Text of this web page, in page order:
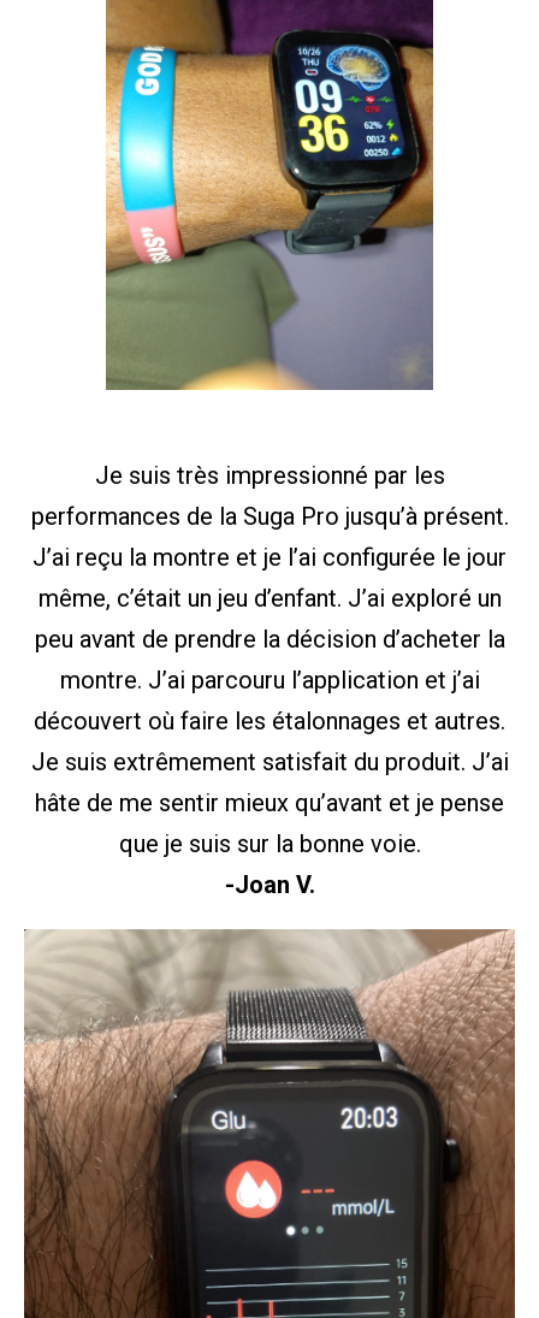
Je suis très impressionné par les
performances de la Suga Pro jusqu’à présent.
J’ai reçu la montre et je l’ai configurée le jour
même, c’était un jeu d’enfant. J’ai exploré un
peu avant de prendre la décision d’acheter la
montre. J’ai parcouru l’application et j’ai
découvert où faire les étalonnages et autres.
Je suis extrêmement satisfait du produit. J’ai
hâte de me sentir mieux qu’avant et je pense
que je suis sur la bonne voie.
-Joan V.